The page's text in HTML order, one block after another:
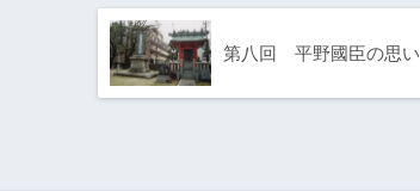
第八回 平野國臣の思い